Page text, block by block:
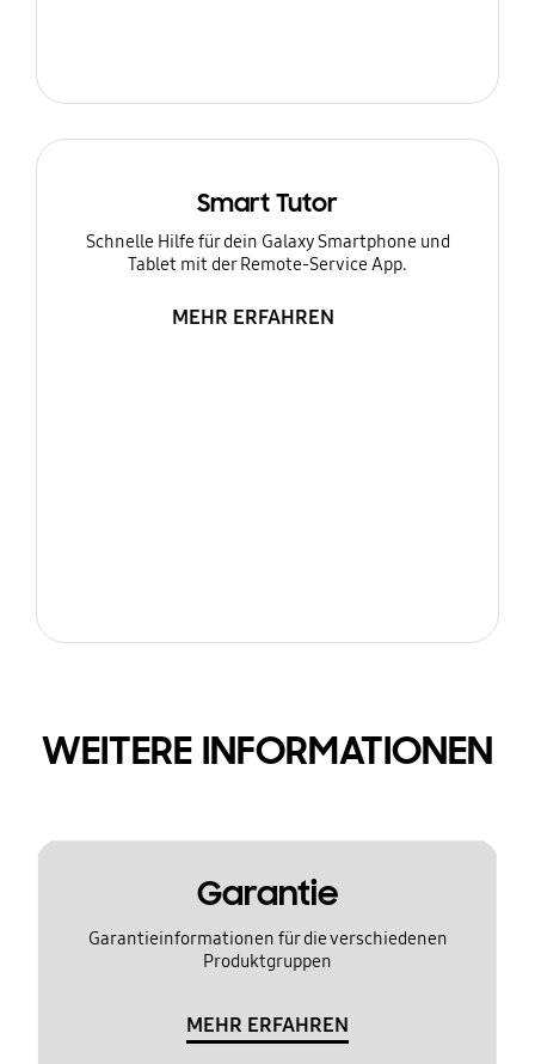
Smart Tutor
Schnelle Hilfe für dein Galaxy Smartphone und
Tablet mit der Remote-Service App.
MEHR ERFAHREN
WEITERE INFORMATIONEN
Garantie
Garantieinformationen für die verschiedenen
Produktgruppen
MEHR ERFAHREN